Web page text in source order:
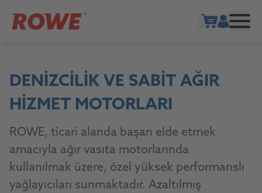
DENIZCILIK VE SABIT AĞIR
HIZMET MOTORLARI
ROWE, ticari alanda başarı elde etmek
amacıyla ağır vasıta motorlarında
kullanılmak üzere, özel yüksek performanslı
yağlayıcıları sunmaktadır. Azaltılmış